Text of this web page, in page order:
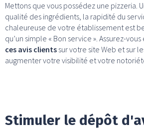
Mettons que vous possédez une pizzeria.
qualité des ingrédients, la rapidité du
chaleureuse de votre établissement est
qu’un simple « Bon service ». Assurez-
ces avis clients sur votre site Web et sur
augmenter votre visibilité et votre
Stimuler le dépôt